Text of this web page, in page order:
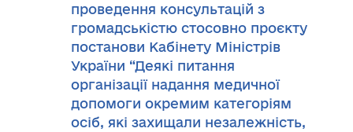
проведення консультацій з
громадськістю стосовно проєкту
постанови Кабінету Міністрів
України “Деякі питання
організації надання медичної
допомоги окремим категоріям
осіб, які захищали незалежність,